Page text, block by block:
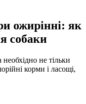
ожирінні: як
собаки
не тільки
корми і ласощі,